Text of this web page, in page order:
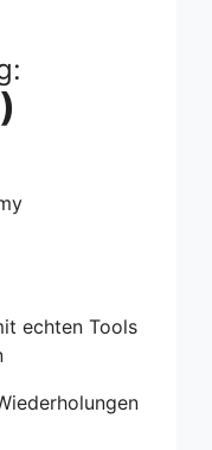
echten Tools